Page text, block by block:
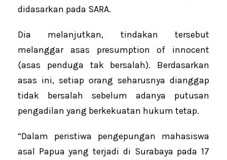
didasarkan pada SARA.
Dia melanjutkan, tindakan tersebut
melanggar asas presumption of innocent
(asas penduga tak bersalah). Berdasarkan
asas ini, setiap orang seharusnya dianggap
tidak bersalah sebelum adanya putusan
pengadilan yang berkekuatan hukum tetap.
“Dalam peristiwa pengepungan mahasiswa
asal Papua yang terjadi di Surabaya pada 17